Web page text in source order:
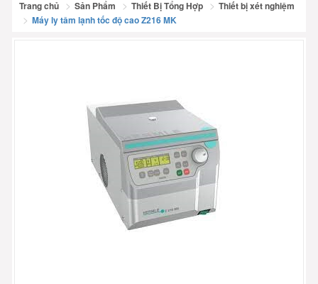
Trang chủ Sản Phẩm Thiết Bị Tổng Hợp
Thiết bị xét nghiệm
Máy ly tâm lạnh tốc độ cao Z216 MK